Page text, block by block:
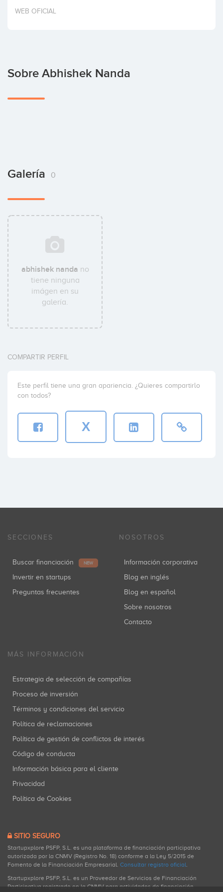
Invertir
WEB OFICIAL
Sobre Abhishek Nanda
Galería 0
abhishek nanda no
tiene ninguna
imágen en su
galería.
COMPARTIR PERFIL
Este perfil tiene una gran apariencia. ¿Quieres compartirlo
con todos?
X
SECCIONES
Buscar financiación NEW
Invertir en startups
Preguntas frecuentes
NOSOTROS
Información corporativa
Blog en inglés
Blog en español
Sobre nosotros
Contacto
MÁS INFORMACIÓN
Estrategia de selección de compañías
Proceso de inversión
Términos y condiciones del servicio
Política de reclamaciones
Política de gestión de conflictos de interés
Código de conducta
Información básica para el cliente
Privacidad
Política de Cookies
SITIO SEGURO
Startupxplore PSFP, S.L. es una plataforma de financiación participativa
autorizada por la CNMV (Registro No. 18) conforme a la Ley 5/2015 de
Fomento de la Financiación Empresarial. Consultar registro oficial.
Startupxplore PSFP, S.L. es un Proveedor de Servicios de Financiación
Participativa registrado en la CNMV para actividades de financiación